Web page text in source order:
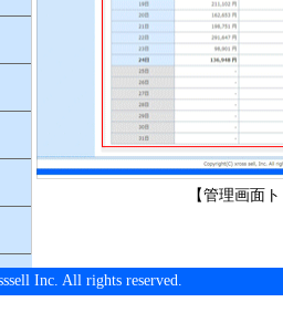
【管理画面
Inc. All rights reserved.